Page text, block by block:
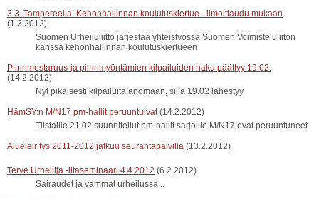
3.3. Tampereella: Kehonhallinnan koulutuskiertue - ilmoittaudu mukaan
(1.3.2012)
Suomen Urheiluliitto järjestää yhteistyössä Suomen Voimisteluliiton
kanssa kehonhallinnan koulutuskiertueen
Piirinmestaruus-ja piirinmyöntämien kilpailuiden haku päättyy 19.02.
(14.2.2012)
Nyt pikaisesti kilpailuita anomaan, sillä 19.02 lähestyy.
HämSY:n M/N17 pm-hallit peruuntuivat (14.2.2012)
Tiistaille 21.02 suunnitellut pm-hallit sarjoille M/N17 ovat peruuntuneet
Alueleiritys 2011-2012 jatkuu seurantapäivillä (13.2.2012)
Terve Urheilija -iltaseminaari 4.4.2012 (6.2.2012)
Sairaudet ja vammat urheilussa...